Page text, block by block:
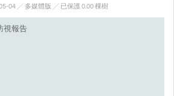
04 ╱ 多媒體版 ╱ 已保護 0.00 棵樹
視報告